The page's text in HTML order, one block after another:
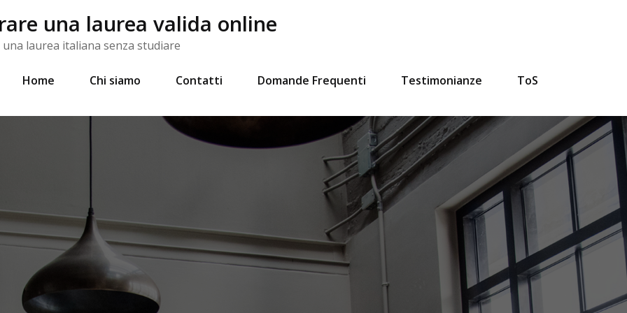
una laurea valida online
laurea italiana senza studiare
Home Chi siamo Contatti Domande Frequenti Testimonianze ToS